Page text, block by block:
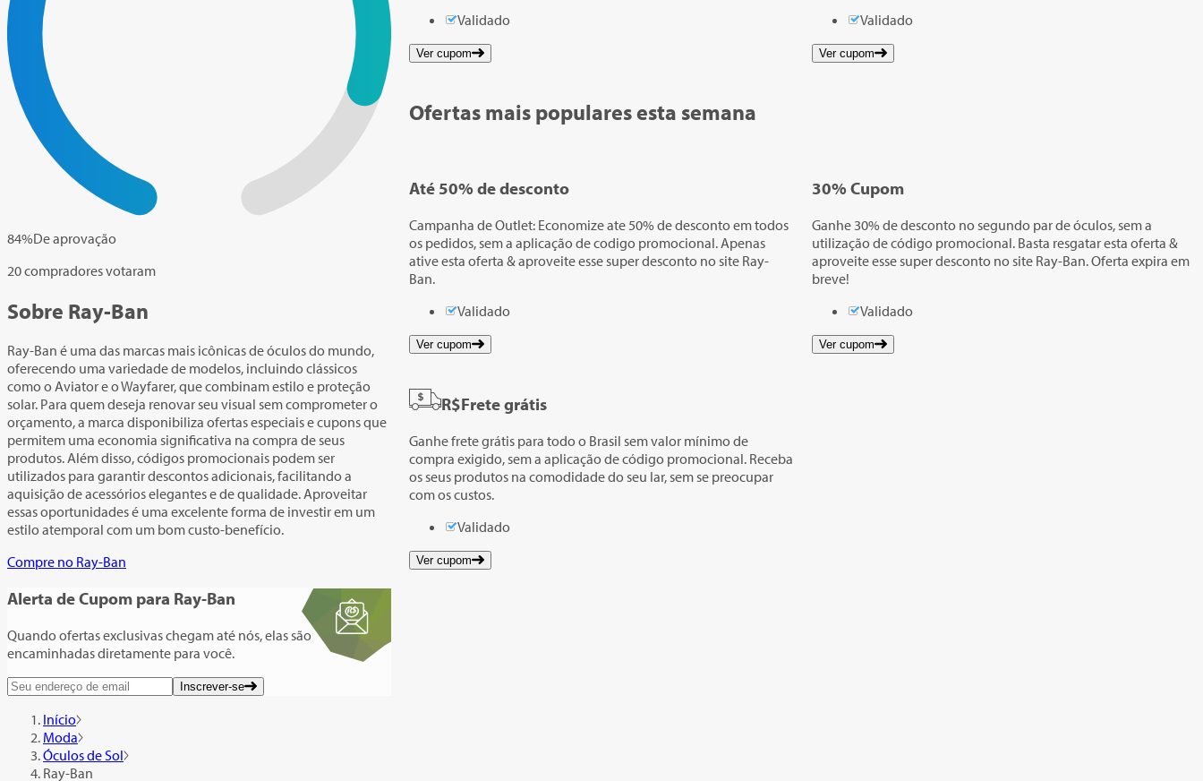
84%De aprovação
20 compradores votaram
Sobre Ray-Ban
Ray-Ban é uma das marcas mais icônicas de óculos do mundo,
oferecendo uma variedade de modelos, incluindo clássicos
como o Aviator e o Wayfarer, que combinam estilo e proteção
solar. Para quem deseja renovar seu visual sem comprometer o
orçamento, a marca disponibiliza ofertas especiais e cupons que
permitem uma economia significativa na compra de seus
produtos. Além disso, códigos promocionais podem ser
utilizados para garantir descontos adicionais, facilitando a
aquisição de acessórios elegantes e de qualidade. Aproveitar
essas oportunidades é uma excelente forma de investir em um
estilo atemporal com um bom custo-benefício.
Compre no Ray-Ban
Alerta de Cupom para Ray-Ban
Quando ofertas exclusivas chegam até nós, elas são
encaminhadas diretamente para você.
Inscrever-se
Validado
Ver cupom
Validado
Ver cupom
Ofertas mais populares esta semana
Até 50% de desconto
Campanha de Outlet: Economize ate 50% de desconto em todos
os pedidos, sem a aplicação de codigo promocional. Apenas
ative esta oferta & aproveite esse super desconto no site Ray-
Ban.
Validado
Ver cupom
30% Cupom
Ganhe 30% de desconto no segundo par de óculos, sem a
utilização de código promocional. Basta resgatar esta oferta &
aproveite esse super desconto no site Ray-Ban. Oferta expira em
breve!
Validado
Ver cupom
R$Frete grátis
Ganhe frete grátis para todo o Brasil sem valor mínimo de
compra exigido, sem a aplicação de código promocional. Receba
os seus produtos na comodidade do seu lar, sem se preocupar
com os custos.
Validado
Ver cupom
Início
Moda
Óculos de Sol
Ray-Ban